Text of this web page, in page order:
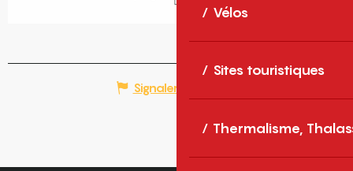
Vélos
Sites touristiques
Thermalisme,
Signaler une erreur